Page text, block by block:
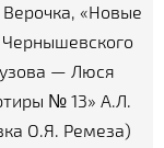
«Новые
— Люся
№ 13» А.Л.
О.Я. Ремеза)